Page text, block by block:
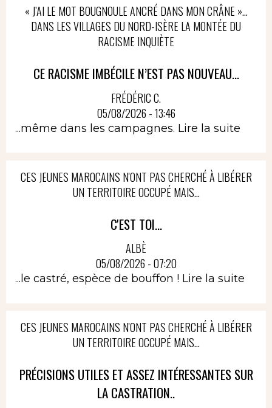
« J’AI LE MOT BOUGNOULE ANCRÉ DANS MON CRÂNE »…
DANS LES VILLAGES DU NORD-ISÈRE LA MONTÉE DU
RACISME INQUIÈTE
CE RACISME IMBÉCILE N’EST PAS NOUVEAU...
FRÉDÉRIC C.
05/08/2026 - 13:46
...même dans les campagnes. Lire la suite
CES JEUNES MAROCAINS N'ONT PAS CHERCHÉ À LIBÉRER
UN TERRITOIRE OCCUPÉ MAIS...
C'EST TOI...
ALBÈ
05/08/2026 - 07:20
...le castré, espèce de bouffon ! Lire la suite
CES JEUNES MAROCAINS N'ONT PAS CHERCHÉ À LIBÉRER
UN TERRITOIRE OCCUPÉ MAIS...
PRÉCISIONS UTILES ET ASSEZ INTÉRESSANTES SUR
LA CASTRATION..